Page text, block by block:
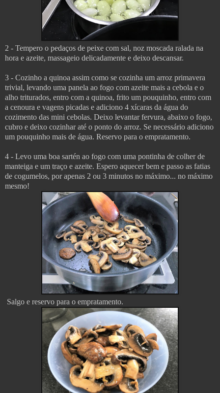
2 - Tempero o pedaços de peixe com sal, noz moscada ralada na
hora e azeite, massageio delicadamente e deixo descansar.
3 - Cozinho a quinoa assim como se cozinha um arroz primavera
trivial, levando uma panela ao fogo com azeite mais a cebola e o
alho triturados, entro com a quinoa, frito um pouquinho, entro com
a cenoura e vagens picadas e adiciono 4 xícaras da água do
cozimento das mini cebolas. Deixo levantar fervura, abaixo o fogo,
cubro e deixo cozinhar até o ponto do arroz. Se necessário adiciono
um pouquinho mais de água. Reservo para o empratamento.
4 - Levo uma boa sartén ao fogo com uma pontinha de colher de
manteiga e um traço e azeite. Espero aquecer bem e passo as fatias
de cogumelos, por apenas 2 ou 3 minutos no máximo... no máximo
mesmo!
Salgo e reservo para o empratamento.